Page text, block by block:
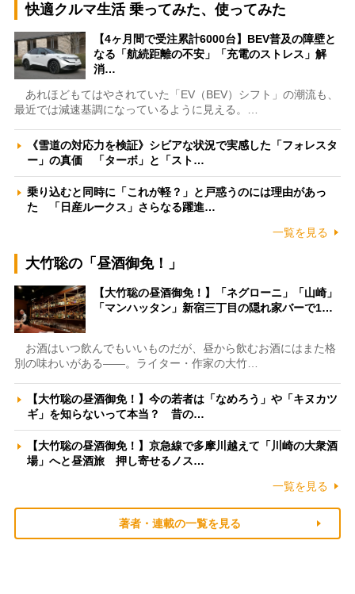
快適クルマ生活 乗ってみた、使ってみた
【4ヶ月間で受注累計6000台】BEV普及の障壁と
なる「航続距離の不安」「充電のストレス」解
消…
あれほどもてはやされていた「EV（BEV）シフト」の潮流も、
最近では減速基調になっているように見える。…
《雪道の対応力を検証》シビアな状況で実感した「フォレスタ
ー」の真価 「ターボ」と「スト…
乗り込むと同時に「これが軽？」と戸惑うのには理由があっ
た 「日産ルークス」さらなる躍進…
一覧を見る
大竹聡の「昼酒御免！」
【大竹聡の昼酒御免！】「ネグローニ」「山崎」
「マンハッタン」新宿三丁目の隠れ家バーで1…
お酒はいつ飲んでもいいものだが、昼から飲むお酒にはまた格
別の味わいがある――。ライター・作家の大竹…
【大竹聡の昼酒御免！】今の若者は「なめろう」や「キヌカツ
ギ」を知らないって本当？ 昔の…
【大竹聡の昼酒御免！】京急線で多摩川越えて「川崎の大衆酒
場」へと昼酒旅 押し寄せるノス…
一覧を見る
著者・連載の一覧を見る